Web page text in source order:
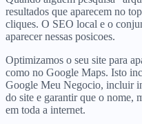
resultados que aparecem no
cliques. O SEO local e o
aparecer nessas posicoes.
Optimizamos o seu site para
como no Google Maps. Isto
Google Meu Negocio, incluir
do site e garantir que o nome,
em toda a internet.